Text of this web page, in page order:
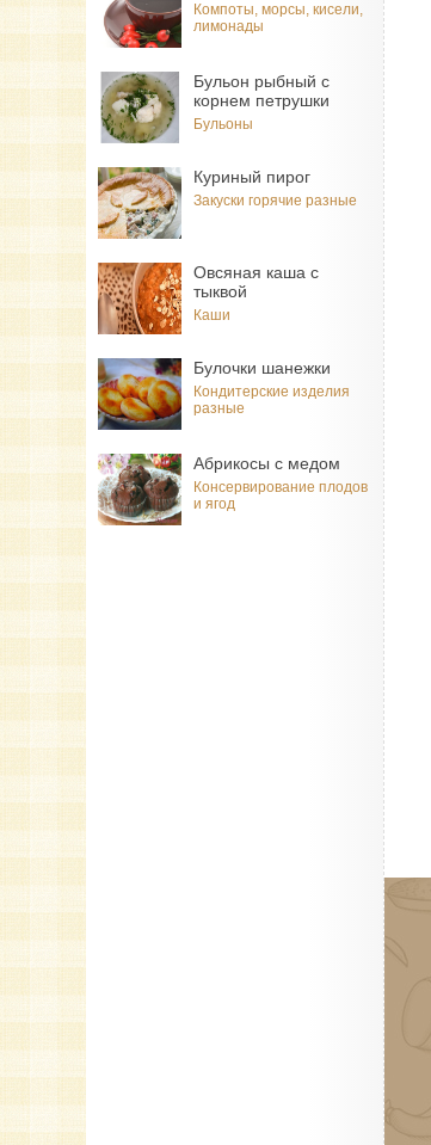
Компоты, морсы, кисели,
лимонады
Бульон рыбный с
корнем петрушки
Бульоны
Куриный пирог
Закуски горячие разные
Овсяная каша с
тыквой
Каши
Булочки шанежки
Кондитерские изделия
разные
Абрикосы с медом
Консервирование плодов
и ягод